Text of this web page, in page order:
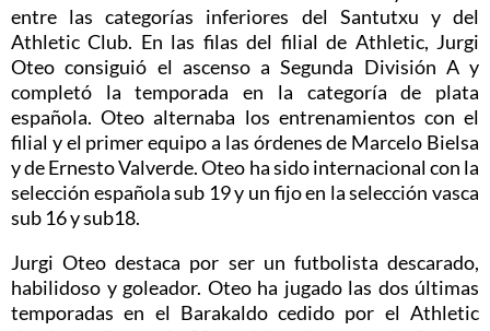
entre las categorías inferiores del Santutxu y del
Athletic Club. En las filas del filial de Athletic, Jurgi
Oteo consiguió el ascenso a Segunda División A y
completó la temporada en la categoría de plata
española. Oteo alternaba los entrenamientos con el
filial y el primer equipo a las órdenes de Marcelo Bielsa
y de Ernesto Valverde. Oteo ha sido internacional con la
selección española sub 19 y un fijo en la selección vasca
sub 16 y sub18.
Jurgi Oteo destaca por ser un futbolista descarado,
habilidoso y goleador. Oteo ha jugado las dos últimas
temporadas en el Barakaldo cedido por el Athletic